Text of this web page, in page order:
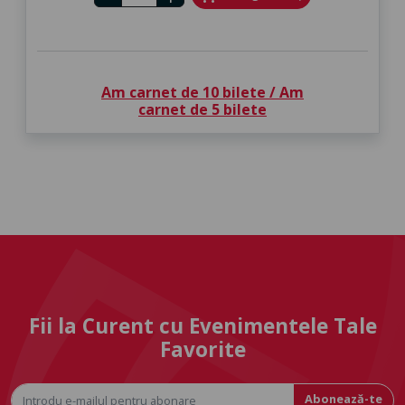
Am carnet de 10 bilete / Am
carnet de 5 bilete
Fii la Curent cu Evenimentele Tale
Favorite
Abonează-te